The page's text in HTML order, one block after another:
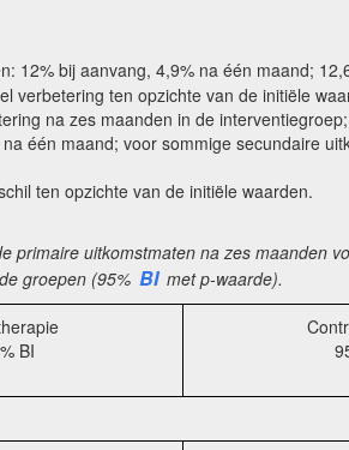
12% bij aanvang, 4,9% na één maand;
verbetering ten opzichte van de initiële
na zes maanden in de
één maand; voor sommige secundaire
ten opzichte van de initiële waarden.
primaire uitkomstmaten na zes maanden
groepen (95% BI met p-waarde).
BI